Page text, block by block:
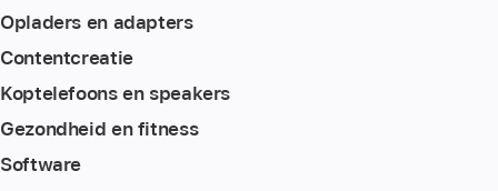
Opladers en adapters
Content­creatie
Koptelefoons en speakers
Gezondheid en fitness
Software